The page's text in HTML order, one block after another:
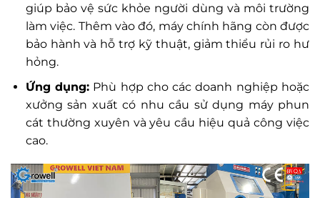
giúp bảo vệ sức khỏe người dùng và môi trường
làm việc. Thêm vào đó, máy chính hãng còn được
bảo hành và hỗ trợ kỹ thuật, giảm thiểu rủi ro hư
hỏng.
Ứng dụng: Phù hợp cho các doanh nghiệp hoặc
xưởng sản xuất có nhu cầu sử dụng máy phun
cát thường xuyên và yêu cầu hiệu quả công việc
cao.